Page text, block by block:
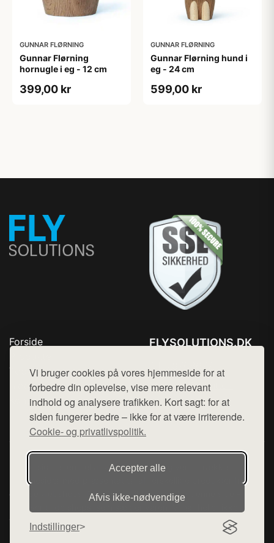
Vi bruger cookies på vores hjemmeside for at
forbedre din oplevelse, vise mere relevant
indhold og analysere trafikken. Kort sagt: for at
siden fungerer bedre – ikke for at være irriterende.
Cookie- og privatlivspolitik.
Accepter alle
Afvis ikke‑nødvendige
Indstillinger
GUNNAR FLØRNING
Gunnar Flørning
hornugle i eg - 12 cm
399,00 kr
GUNNAR FLØRNING
Gunnar Flørning hund i
eg - 24 cm
599,00 kr
Forside
Top Rabatter
Blog
Kontakt
FLYSOLUTIONS.DK
Mail: hej@want.dk
Cookie- og privatlivspolitik
Denne side er en del af want.dk, der udgiver en række
hjemmesider med præsentation af forskellige produkter fra
diverse webshops. Der sælges ikke varer fra denne side - vi
varerne på lager.